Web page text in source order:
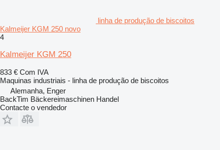
linha de produção de biscoitos
Kalmeijer KGM 250 novo
4
Kalmeijer KGM 250
833 € Com IVA
Maquinas industriais - linha de produção de biscoitos
Alemanha, Enger
BackTim Bäckereimaschinen Handel
Contacte o vendedor